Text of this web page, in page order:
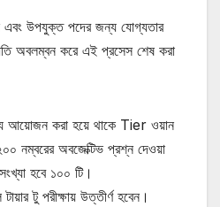
এবং উপযুক্ত পদের জন্য যোগ্যতার
অবলম্বন করে এই প্রসেস শেষ করা
আয়োজন করা হয়ে থাকে Tier ওয়ান
নম্বরের অবজেক্টিভ প্রশ্ন দেওয়া
হবে ১০০ টি।
টু পরীক্ষায় উত্তীর্ণ হবেন।